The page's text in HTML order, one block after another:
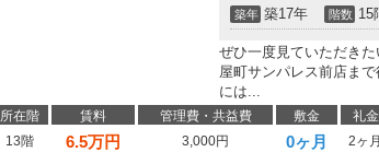
築年 築17年 階数 15
ぜひ一度見ていただき
屋町サンパレス前店ま
には...
所在階 賃料 管理費・共益費 敷金 礼金
13階
6.5万円 3,000円 0ヶ月 2ヶ月